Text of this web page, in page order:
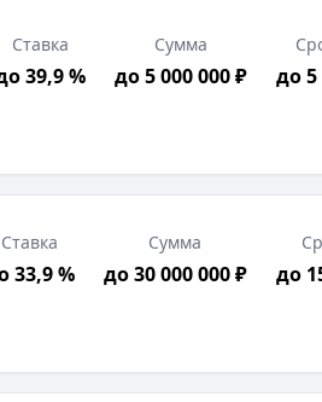
о доходах
дохода, Возраст от 18 лет
Изучите все условия
Ставка
39,9 %
Сумма
до 5 000 000 ₽ до 5
Ставка
33,9 %
Сумма
до 30 000 000 ₽ до